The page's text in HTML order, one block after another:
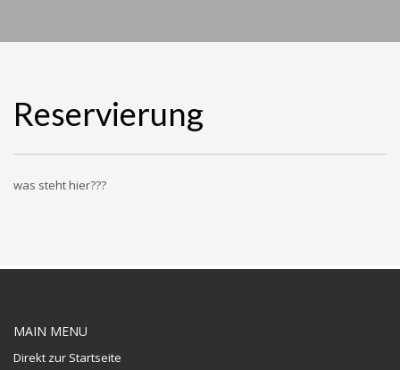
Reservierung
was steht hier???
MAIN MENU
Direkt zur Startseite